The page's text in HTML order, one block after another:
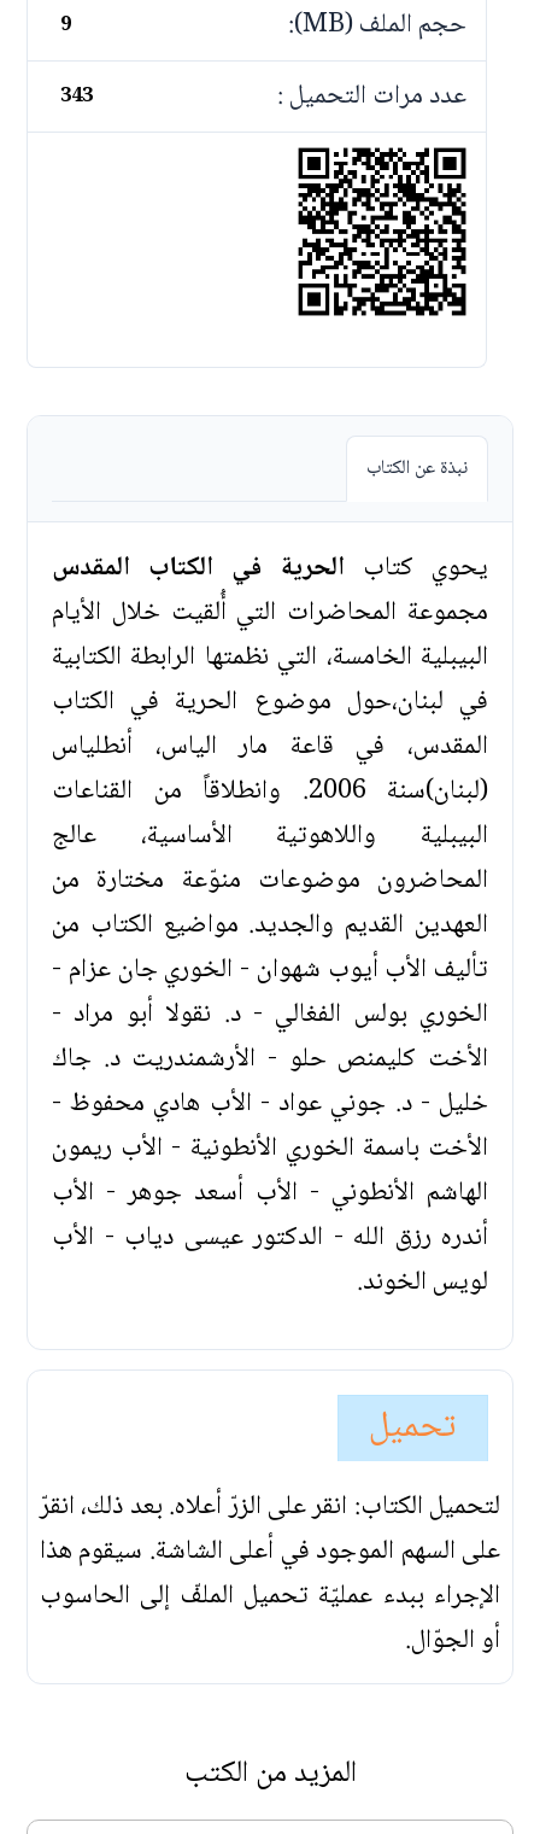
حجم الملف (MB): 9
عدد مرات التحميل : 343
نبذة عن الكتاب
يحوي كتاب الحرية في الكتاب المقدس
مجموعة المحاضرات التي أُلقيت خلال الأيام
البيبلية الخامسة، التي نظمتها الرابطة الكتابية
في لبنان،حول موضوع الحرية في الكتاب
المقدس، في قاعة مار الياس، أنطلياس
(لبنان)سنة 2006. وانطلاقاً من القناعات
البيبلية واللاهوتية الأساسية، عالج
المحاضرون موضوعات منوّعة مختارة من
العهدين القديم والجديد. مواضيع الكتاب من
تأليف الأب أيوب شهوان - الخوري جان عزام -
الخوري بولس الفغالي - د. نقولا أبو مراد -
الأخت كليمنص حلو - الأرشمندريت د. جاك
خليل - د. جوني عواد - الأب هادي محفوظ -
الأخت باسمة الخوري الأنطونية - الأب ريمون
الهاشم الأنطوني - الأب أسعد جوهر - الأب
أندره رزق الله - الدكتور عيسى دياب - الأب
لويس الخوند.
تحميل
لتحميل الكتاب: انقر على الزرّ أعلاه. بعد ذلك، انقرّ
على السهم الموجود في أعلى الشاشة. سيقوم هذا
الإجراء ببدء عمليّة تحميل الملفّ إلى الحاسوب
أو الجوّال.
المزيد من الكتب